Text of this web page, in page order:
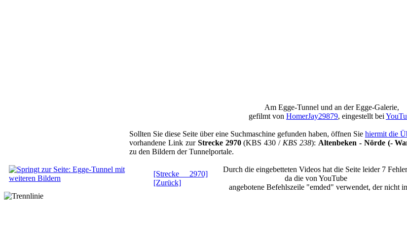
Am Egge-Tunnel und an der Egge-Galerie,
gefilmt von HomerJay29879, eingestellt bei
Sollten Sie diese Seite über eine Suchmaschine gefunden haben, öffnen Sie hiermit die
vorhandene Link zur Strecke 2970(KBS 430 / KBS 238): Altenbeken - Nörde (-
zu den Bildern der Tunnelportale.
[Strecke 2970]
[Zurück]
Durch die eingebetteten Videos hat die Seite leider 7
da die von YouTube
angebotene Befehlszeile "emded" verwendet, der nicht